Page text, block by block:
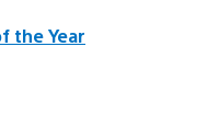
the Year